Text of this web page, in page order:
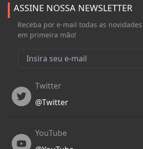
ASSINE NOSSA NEWSLETTER
Receba por e-mail todas as
em primeira mão!
Twitter
Twitter
@Twitter
YouTube